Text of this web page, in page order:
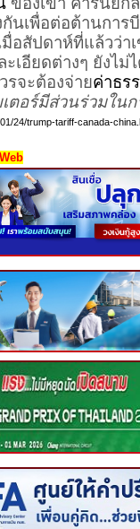
นเพื่อต่อต้านการ
สัปดาห์ที่แล้วว่าเ
ะเอียดต่างๆ ยังไ
รจะต้องจ่ายค่าธร
อร์มีส่วนร่วมในก
24/trump-tariff-canada-